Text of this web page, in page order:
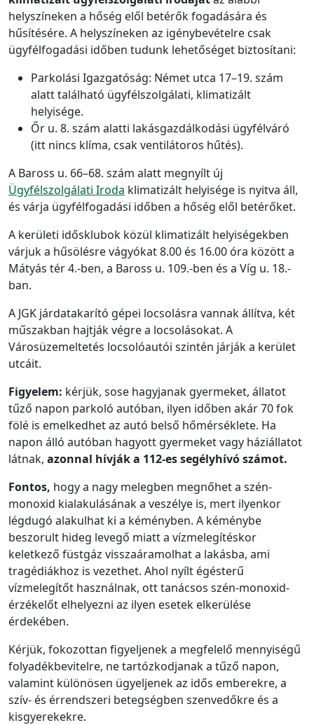
helyszíneken a hőség elől betérők fogadására és
hűsítésére. A helyszíneken az igénybevételre csak
ügyfélfogadási időben tudunk lehetőséget biztosítani:
Parkolási Igazgatóság: Német utca 17–19. szám
alatt található ügyfélszolgálati, klimatizált
helyisége.
Őr u. 8. szám alatti lakásgazdálkodási ügyfélváró
(itt nincs klíma, csak ventilátoros hűtés).
A Baross u. 66–68. szám alatt megnyílt új
Ügyfélszolgálati Iroda klimatizált helyisége is nyitva áll,
és várja ügyfélfogadási időben a hőség elől betérőket.
A kerületi idősklubok közül klimatizált helyiségekben
várjuk a hűsölésre vágyókat 8.00 és 16.00 óra között a
Mátyás tér 4.-ben, a Baross u. 109.-ben és a Víg u. 18.-
ban.
A JGK járdatakarító gépei locsolásra vannak állítva, két
műszakban hajtják végre a locsolásokat. A
Városüzemeltetés locsolóautói szintén járják a kerület
utcáit.
Figyelem: kérjük, sose hagyjanak gyermeket, állatot
tűző napon parkoló autóban, ilyen időben akár 70 fok
fölé is emelkedhet az autó belső hőmérséklete. Ha
napon álló autóban hagyott gyermeket vagy háziállatot
látnak, azonnal hívják a 112-es segélyhívó számot.
Fontos, hogy a nagy melegben megnőhet a szén-
monoxid kialakulásának a veszélye is, mert ilyenkor
légdugó alakulhat ki a kéményben. A kéménybe
beszorult hideg levegő miatt a vízmelegítéskor
keletkező füstgáz visszaáramolhat a lakásba, ami
tragédiákhoz is vezethet. Ahol nyílt égésterű
vízmelegítőt használnak, ott tanácsos szén-monoxid-
érzékelőt elhelyezni az ilyen esetek elkerülése
érdekében.
Kérjük, fokozottan figyeljenek a megfelelő mennyiségű
folyadékbevitelre, ne tartózkodjanak a tűző napon,
valamint különösen ügyeljenek az idős emberekre, a
szív- és érrendszeri betegségben szenvedőkre és a
kisgyerekekre.